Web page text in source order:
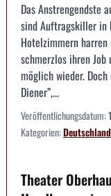
Das Anstrengendste
sind Auftragskiller in
Hotelzimmern
schmerzlos ihren
möglich wieder.
Diener”,...
Veröffentlichungsdatum:
Kategorien:Deutschland
Theater